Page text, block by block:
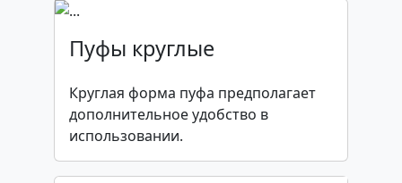
Пуфы круглые
Круглая форма пуфа предполагает
дополнительное удобство в
использовании.